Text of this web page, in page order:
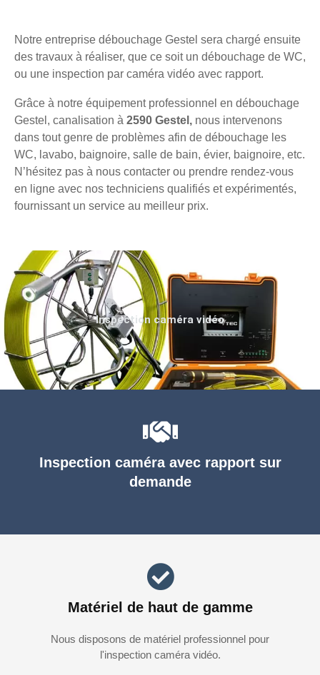
Notre entreprise débouchage Gestel sera chargé ensuite
des travaux à réaliser, que ce soit un débouchage de WC,
ou une inspection par caméra vidéo avec rapport.
Grâce à notre équipement professionnel en débouchage
Gestel, canalisation à 2590 Gestel, nous intervenons
dans tout genre de problèmes afin de débouchage les
WC, lavabo, baignoire, salle de bain, évier, baignoire, etc.
N’hésitez pas à nous contacter ou prendre rendez-vous
en ligne avec nos techniciens qualifiés et expérimentés,
fournissant un service au meilleur prix.
Inspection caméra avec rapport sur
demande
Matériel de haut de gamme
Nous disposons de matériel professionnel pour
l'inspection caméra vidéo.
Inspection caméra vidéo